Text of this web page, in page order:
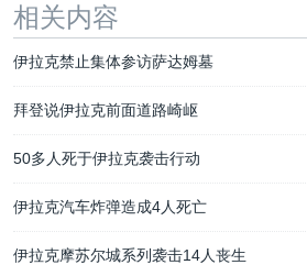
南中国海争端
关注西藏
关注新疆
相关内容
伊拉克禁止集体参访萨达姆墓
拜登说伊拉克前面道路崎岖
50多人死于伊拉克袭击行动
伊拉克汽车炸弹造成4人死亡
伊拉克摩苏尔城系列袭击14人丧生